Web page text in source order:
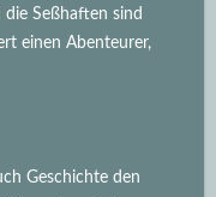
Seßhaften sind
einen Abenteurer,
Geschichte den